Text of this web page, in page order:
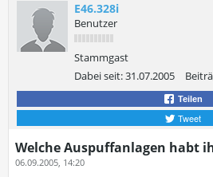
E46.328i
Benutzer
Stammgast
Dabei seit:31.07.2005
Teilen
Tweet
Welche Auspuffanlagen habt
06.09.2005, 14:20